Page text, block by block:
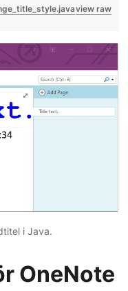
view raw
i Java.
OneNote